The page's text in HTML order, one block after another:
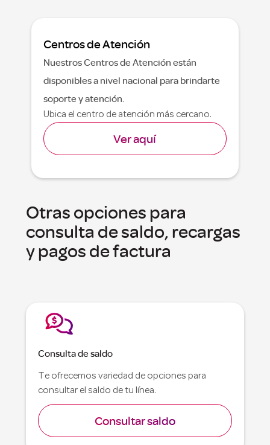
Centros de Atención
Nuestros Centros de Atención están
disponibles a nivel nacional para brindarte
soporte y atención.
Ubica el centro de atención más cercano.
Ver aquí
Otras opciones para
consulta de saldo, recargas
y pagos de factura
Consulta de saldo
Te ofrecemos variedad de opciones para
consultar el saldo de tu línea.
Consultar saldo